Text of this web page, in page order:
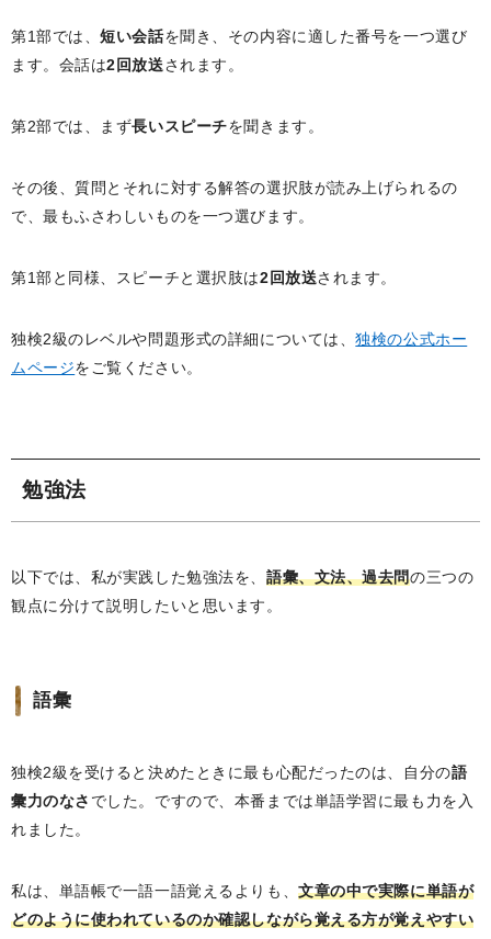
第1部では、短い会話を聞き、その内容に適した番号を一つ選び
ます。会話は2回放送されます。
第2部では、まず長いスピーチを聞きます。
その後、質問とそれに対する解答の選択肢が読み上げられるの
で、最もふさわしいものを一つ選びます。
第1部と同様、スピーチと選択肢は2回放送されます。
独検2級のレベルや問題形式の詳細については、独検の公式ホー
ムページをご覧ください。
勉強法
以下では、私が実践した勉強法を、 語彙、文法、過去問の三つの
観点に分けて説明したいと思います。
語彙
独検2級を受けると決めたときに最も心配だったのは、自分の語
彙力のなさ でした。ですので、本番までは単語学習に最も力を入
れました。
私は、単語帳で一語一語覚えるよりも、文章の中で実際に単語が
どのように使われているのか確認しながら覚える方が覚えやすい